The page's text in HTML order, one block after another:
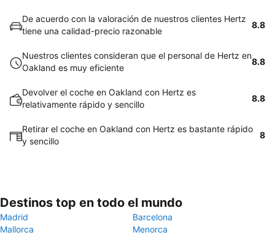
De acuerdo con la valoración de nuestros clientes Hertz
tiene una calidad-precio razonable
8.8
Nuestros clientes consideran que el personal de Hertz en
Oakland es muy eficiente
8.8
Devolver el coche en Oakland con Hertz es
relativamente rápido y sencillo
8.8
Retirar el coche en Oakland con Hertz es bastante rápido
y sencillo
8
Destinos top en todo el mundo
Madrid
Barcelona
Mallorca
Menorca